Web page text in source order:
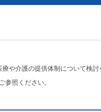
や介護の提供体制について検
参照ください。